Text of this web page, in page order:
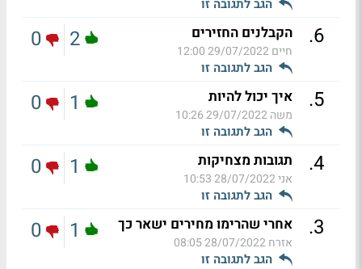
הגב לתגובה זו
6
. הקבלנים החזירים
חיים29/07/2022 12:00
הגב לתגובה זו
2
0
5
. איך יכול להיות
משה29/07/2022 10:26
הגב לתגובה זו
1
0
4
. תגובות מצחיקות
אני28/07/2022 10:53
הגב לתגובה זו
1
0
3
. אחרי שהרימו מחירים ישאר כך
אזרח28/07/2022 08:05
הגב לתגובה זו
1
0